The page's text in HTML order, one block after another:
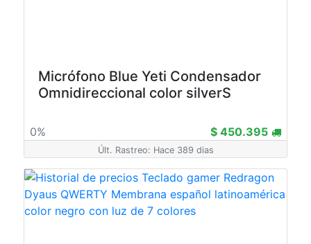
Micrófono Blue Yeti Condensador
Omnidireccional color silverS
0% $ 450.395
Últ. Rastreo: Hace 389 dias